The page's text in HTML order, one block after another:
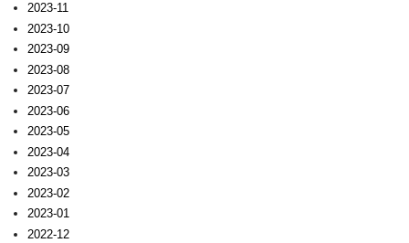
2023-11
2023-10
2023-09
2023-08
2023-07
2023-06
2023-05
2023-04
2023-03
2023-02
2023-01
2022-12